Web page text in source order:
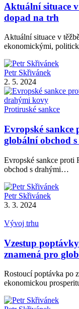
Aktuální situace
dopad na trh
Aktuální situace v
ekonomickými,
Petr Skřivánek
2. 5. 2024
Protiruské sankce
Evropské
globální obchod
Evropské sankce proti
obchod s drahými…
Petr Skřivánek
3. 3. 2024
Vývoj trhu
Vzestup
znamená pro
Rostoucí poptávka po
ekonomickou